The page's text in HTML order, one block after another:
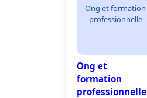
Ong et formation
professionnelle
Ong et
formation
professionnelle